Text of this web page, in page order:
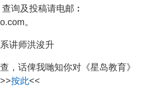
询及投稿请电邮︰
。
讲师洪浚升
，话俾我哋知你对《星岛教育》
按此<<